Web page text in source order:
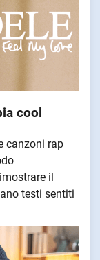
cool
canzoni rap
il
testi sentiti